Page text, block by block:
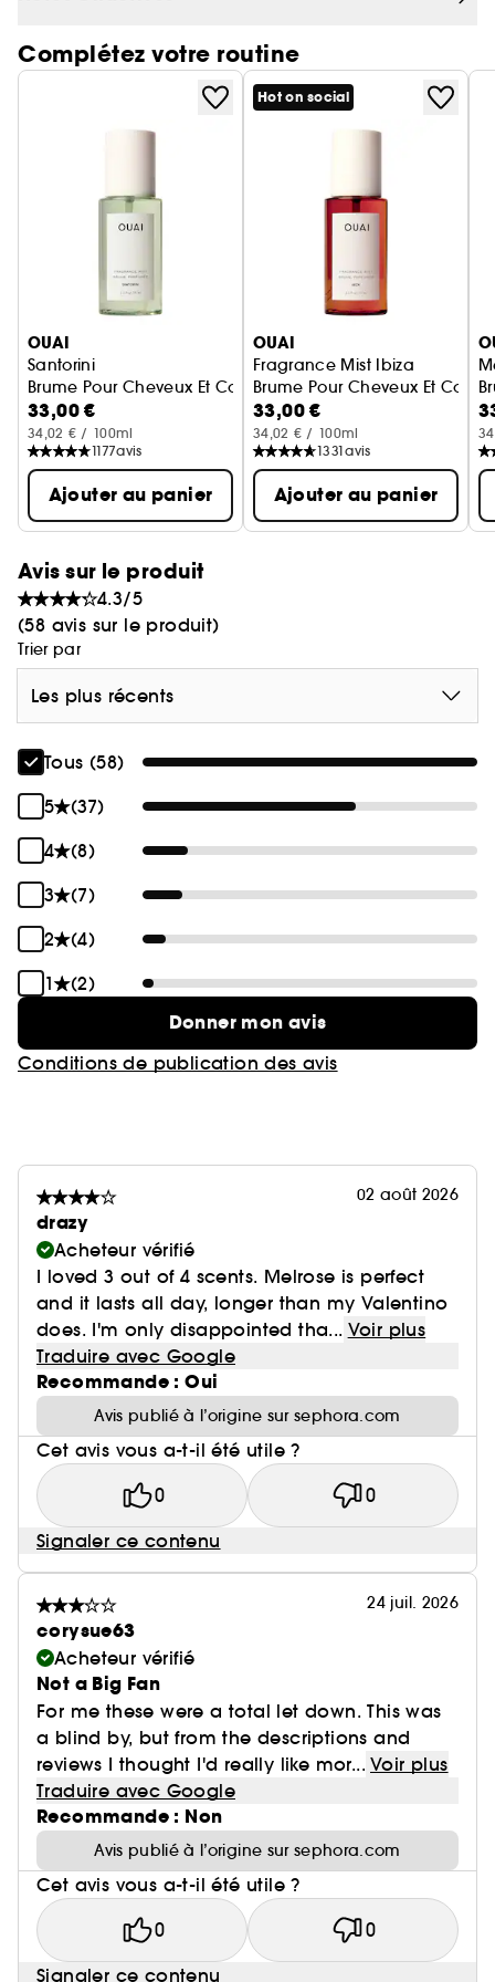
Complétez votre routine
Ignorer le carrousel produits
OUAI
Santorini
Brume Pour Cheveux Et Corps
33,00 €
34,02 € / 100ml
1177avis
Ajouter au panier
Hot on social
OUAI
Fragrance Mist Ibiza
Brume Pour Cheveux Et Corps
33,00 €
34,02 € / 100ml
1331avis
Ajouter au panier
Avis sur le produit
4.3/5
(58 avis sur le produit)
Trier par
Les plus récents
Tous (58)
5
(37)
4
(8)
3
(7)
2
(4)
1
(2)
Donner mon avis
Conditions de publication des avis
02 août 2026
drazy
Acheteur vérifié
I loved 3 out of 4 scents. Melrose is perfect
and it lasts all day, longer than my Valentino
does. I'm only disappointed tha... Voir plus
Traduire avec Google
Recommande : Oui
Avis publié à l’origine sur sephora.com
Cet avis vous a-t-il été utile ?
0 0
Signaler ce contenu
24 juil. 2026
corysue63
Acheteur vérifié
Not a Big Fan
For me these were a total let down. This was
a blind by, but from the descriptions and
reviews I thought I'd really like mor... Voir plus
Traduire avec Google
Recommande : Non
Avis publié à l’origine sur sephora.com
Cet avis vous a-t-il été utile ?
0 0
Signaler ce contenu